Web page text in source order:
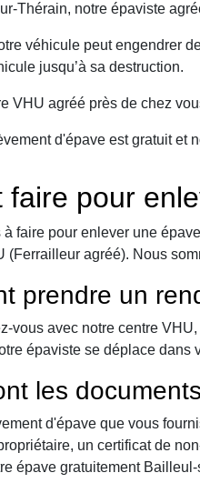
Thérain, notre épaviste
véhicule peut engendrer
jusqu’à sa destruction.
VHU agréé près de chez
d'épave est gratuit et
faire pour
faire pour enlever une
(Ferrailleur agréé). Nous
prendre un
vous avec notre centre
épaviste se déplace
les
d'épave que vous
un certificat de
épave gratuitement